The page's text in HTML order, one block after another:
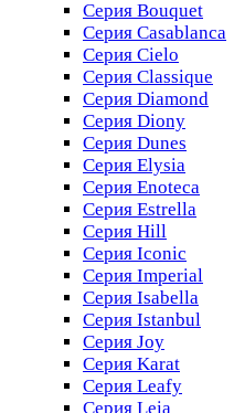
Серия Bouquet
Серия Casablanсa
Серия Cielo
Серия Classique
Серия Diamond
Серия Diony
Серия Dunes
Серия Elysia
Серия Enoteca
Серия Estrella
Серия Hill
Серия Iconic
Серия Imperial
Серия Isabella
Серия Istanbul
Серия Joy
Серия Karat
Серия Leafy
Серия Leia